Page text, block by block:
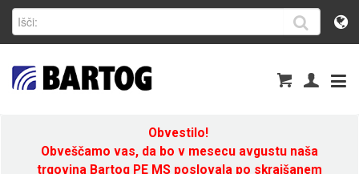
Obvestilo!
Obveščamo vas, da bo v mesecu avgustu naša
trgovina Bartog PE MS poslovala po skrajšanem